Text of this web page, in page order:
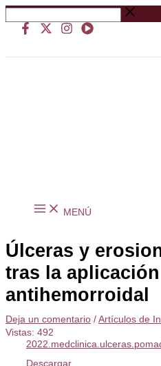
Ir
al
contenido
Buscar
…
MENÚ
Úlceras y
tras la
antihemorroidal
Deja un comentario / Artículos de
Vistas: 492
Descargar